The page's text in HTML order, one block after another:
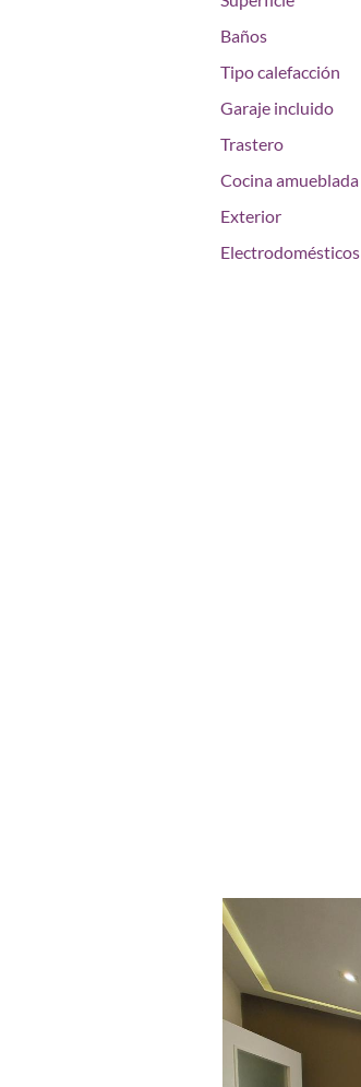
Baños
Tipo calefacción
Garaje incluido
Trastero
Cocina amueblada
Exterior
Electrodomésticos